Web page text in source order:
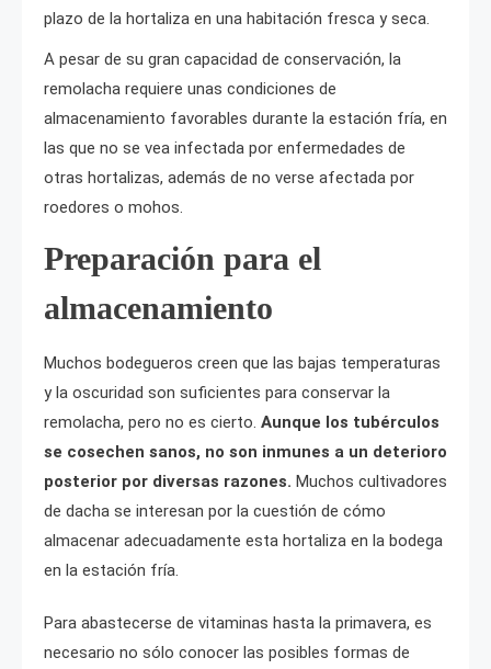
plazo de la hortaliza en una habitación fresca y seca.
A pesar de su gran capacidad de conservación, la
remolacha requiere unas condiciones de
almacenamiento favorables durante la estación fría, en
las que no se vea infectada por enfermedades de
otras hortalizas, además de no verse afectada por
roedores o mohos.
Preparación para el
almacenamiento
Muchos bodegueros creen que las bajas temperaturas
y la oscuridad son suficientes para conservar la
remolacha, pero no es cierto. Aunque los tubérculos
se cosechen sanos, no son inmunes a un deterioro
posterior por diversas razones. Muchos cultivadores
de dacha se interesan por la cuestión de cómo
almacenar adecuadamente esta hortaliza en la bodega
en la estación fría.
Para abastecerse de vitaminas hasta la primavera, es
necesario no sólo conocer las posibles formas de